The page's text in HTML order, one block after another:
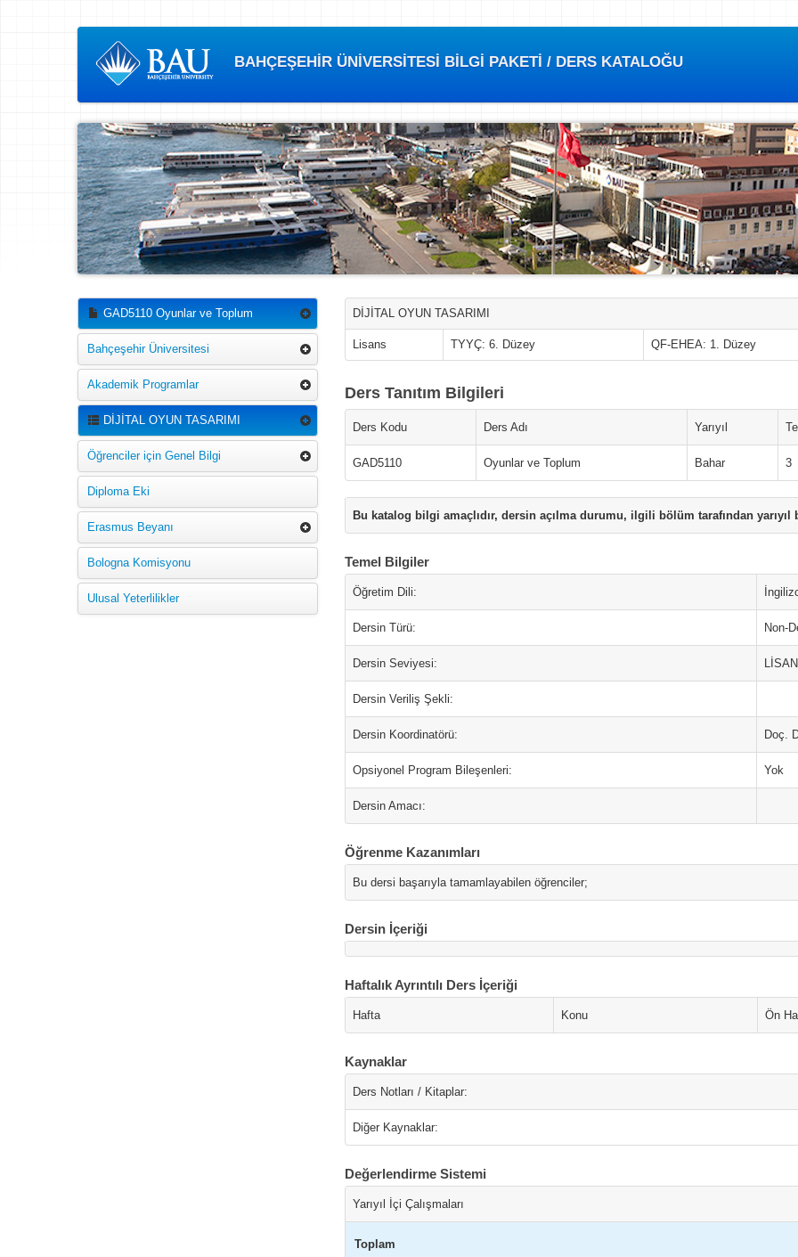
BAHÇEŞEHİR ÜNİVERSİTESİ BİLGİ PAKETİ / DERS KATALOĞU
GAD5110 Oyunlar ve Toplum
Bahçeşehir Üniversitesi
Akademik Programlar
DİJİTAL OYUN TASARIMI
Öğrenciler için Genel Bilgi
Diploma Eki
Erasmus Beyanı
Bologna Komisyonu
Ulusal Yeterlilikler
DİJİTAL OYUN TASARIMI
Lisans TYYÇ: 6. Düzey QF-EHEA: 1. Düzey
Ders Tanıtım Bilgileri
Ders Kodu Ders Adı Yarıyıl
GAD5110 Oyunlar ve Toplum Bahar 3
Bu katalog bilgi amaçlıdır, dersin açılma durumu, ilgili bölüm tarafından yarıyıl
Temel Bilgiler
Öğretim Dili:
Dersin Türü: Non-
Dersin Seviyesi:
Dersin Veriliş Şekli:
Dersin Koordinatörü: Doç.
Opsiyonel Program Bileşenleri: Yok
Dersin Amacı:
Öğrenme Kazanımları
Bu dersi başarıyla tamamlayabilen öğrenciler;
Dersin İçeriği
Haftalık Ayrıntılı Ders İçeriği
Hafta Konu Ön
Kaynaklar
Ders Notları / Kitaplar:
Diğer Kaynaklar:
Değerlendirme Sistemi
Yarıyıl İçi Çalışmaları
Toplam